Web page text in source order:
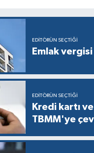
EDITÖRÜN SEÇTIĞI
Emlak
EDITÖRÜN SEÇTIĞI
Kredi kartı
TBMM'ye